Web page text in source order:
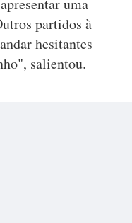
uma
partidos à
hesitantes
salientou.